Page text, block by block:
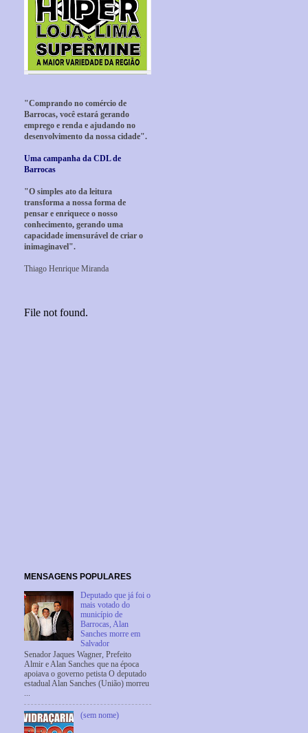
"Comprando no comércio de
Barrocas, você estará gerando
emprego e renda e ajudando no
desenvolvimento da nossa cidade".
Uma campanha da CDL de
Barrocas
"O simples ato da leitura
transforma a nossa forma de
pensar e enriquece o nosso
conhecimento, gerando uma
capacidade imensurável de criar o
inimaginavel".
Thiago Henrique Miranda
MENSAGENS POPULARES
Deputado que já foi o
mais votado do
município de
Barrocas, Alan
Sanches morre em
Salvador
Senador Jaques Wagner, Prefeito
Almir e Alan Sanches que na época
apoiava o governo petista O deputado
estadual Alan Sanches (União) morreu
...
(sem nome)